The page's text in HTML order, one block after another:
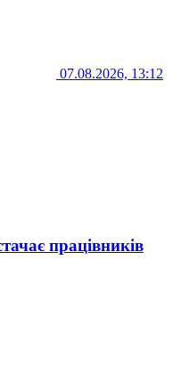
07.08.2026, 13:12
працівників